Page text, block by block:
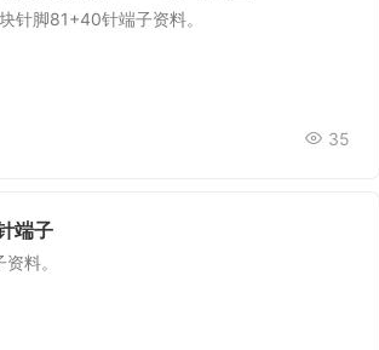
针脚81+40针端子资料。
35
端子
料。